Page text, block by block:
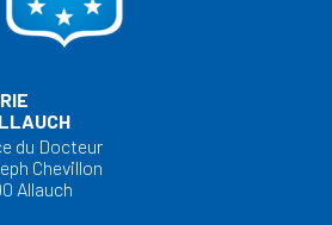
du Docteur
Chevillon
Allauch